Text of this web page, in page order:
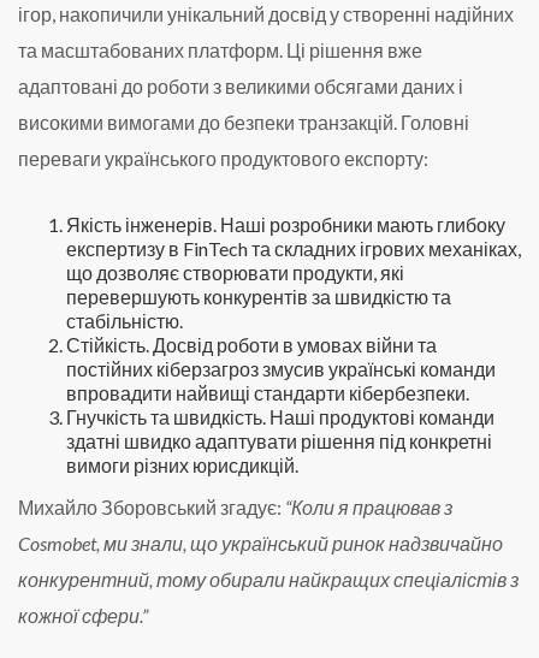
ігор, накопичили унікальний досвід у створенні надійних
та масштабованих платформ. Ці рішення вже
адаптовані до роботи з великими обсягами даних і
високими вимогами до безпеки транзакцій. Головні
переваги українського продуктового експорту:
Якість інженерів. Наші розробники мають глибоку
експертизу в FinTech та складних ігрових механіках,
що дозволяє створювати продукти, які
перевершують конкурентів за швидкістю та
стабільністю.
Стійкість. Досвід роботи в умовах війни та
постійних кіберзагроз змусив українські команди
впровадити найвищі стандарти кібербезпеки.
Гнучкість та швидкість. Наші продуктові команди
здатні швидко адаптувати рішення під конкретні
вимоги різних юрисдикцій.
Михайло Зборовський згадує: “Коли я працював з
Cosmobet, ми знали, що український ринок надзвичайно
конкурентний, тому обирали найкращих спеціалістів з
кожної сфери.”